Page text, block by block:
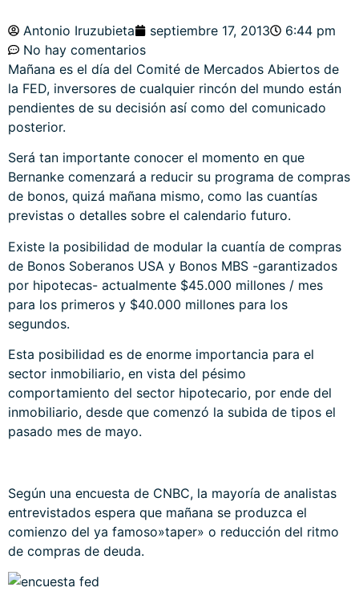
Antonio Iruzubieta septiembre 17, 2013
6:44 pm
No hay comentarios
Mañana es el día del Comité de Mercados Abiertos de
la FED, inversores de cualquier rincón del mundo están
pendientes de su decisión así como del comunicado
posterior.
Será tan importante conocer el momento en que
Bernanke comenzará a reducir su programa de compras
de bonos, quizá mañana mismo, como las cuantías
previstas o detalles sobre el calendario futuro.
Existe la posibilidad de modular la cuantía de compras
de Bonos Soberanos USA y Bonos MBS -garantizados
por hipotecas- actualmente $45.000 millones / mes
para los primeros y $40.000 millones para los
segundos.
Esta posibilidad es de enorme importancia para el
sector inmobiliario, en vista del pésimo
comportamiento del sector hipotecario, por ende del
inmobiliario, desde que comenzó la subida de tipos el
pasado mes de mayo.
Según una encuesta de CNBC, la mayoría de analistas
entrevistados espera que mañana se produzca el
comienzo del ya famoso»taper» o reducción del ritmo
de compras de deuda.